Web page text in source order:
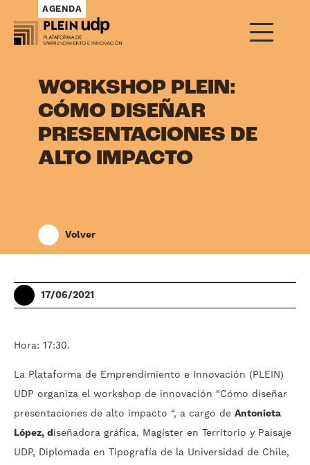
AGENDA
WORKSHOP PLEIN:
CÓMO DISEÑAR
PRESENTACIONES DE
ALTO IMPACTO
Volver
17/06/2021
Hora: 17:30.
La Plataforma de Emprendimiento e Innovación (PLEIN)
UDP organiza el workshop de innovación “Cómo diseñar
presentaciones de alto impacto “, a cargo de Antonieta
López, diseñadora gráfica, Magíster en Territorio y Paisaje
UDP, Diplomada en Tipografía de la Universidad de Chile,